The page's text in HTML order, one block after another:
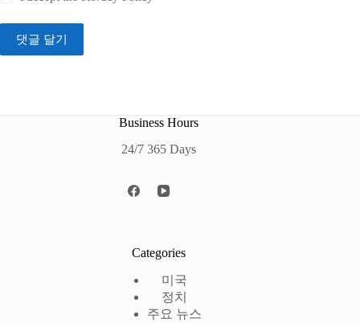
댓글 달기
Business Hours
24/7 365 Days
Categories
미국
정치
주요 뉴스